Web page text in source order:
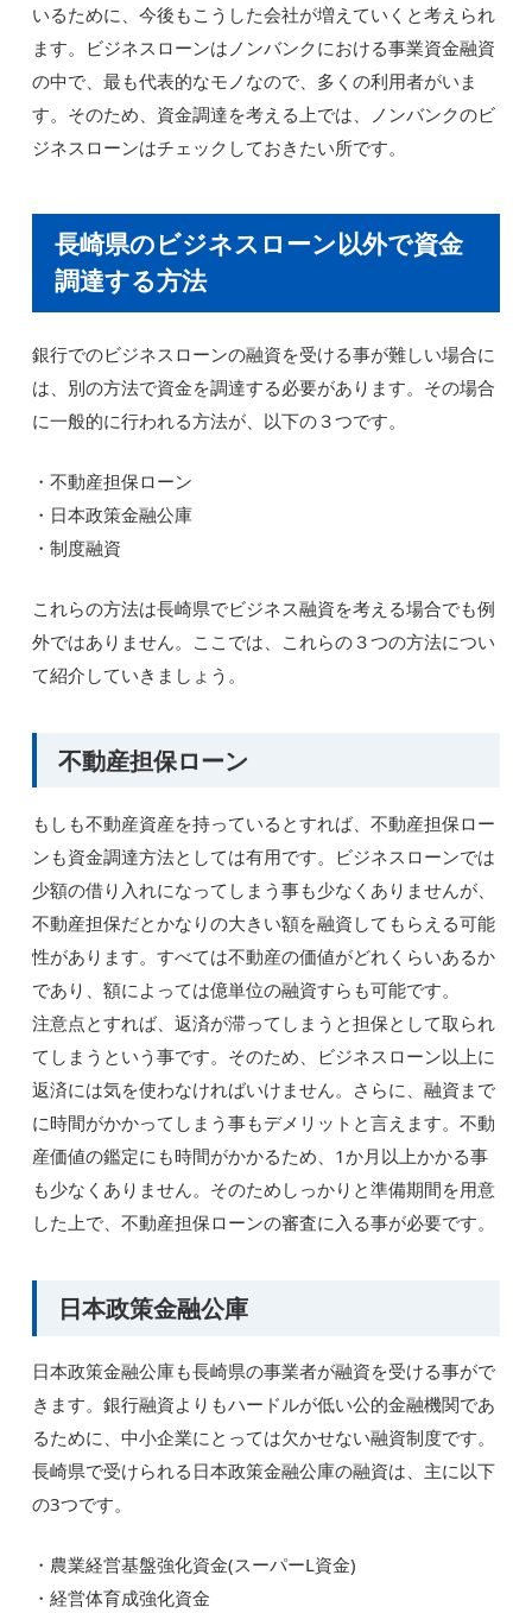
いるために、今後もこうした会社が増えていくと考えられ
ます。ビジネスローンはノンバンクにおける事業資金融資
の中で、最も代表的なモノなので、多くの利用者がいま
す。そのため、資金調達を考える上では、ノンバンクのビ
ジネスローンはチェックしておきたい所です。
長崎県のビジネスローン以外で資金
調達する方法
銀行でのビジネスローンの融資を受ける事が難しい場合に
は、別の方法で資金を調達する必要があります。その場合
に一般的に行われる方法が、以下の３つです。
・不動産担保ローン
・日本政策金融公庫
・制度融資
これらの方法は長崎県でビジネス融資を考える場合でも例
外ではありません。ここでは、これらの３つの方法につい
て紹介していきましょう。
不動産担保ローン
もしも不動産資産を持っているとすれば、不動産担保ロー
ンも資金調達方法としては有用です。ビジネスローンでは
少額の借り入れになってしまう事も少なくありませんが、
不動産担保だとかなりの大きい額を融資してもらえる可能
性があります。すべては不動産の価値がどれくらいあるか
であり、額によっては億単位の融資すらも可能です。
注意点とすれば、返済が滞ってしまうと担保として取られ
てしまうという事です。そのため、ビジネスローン以上に
返済には気を使わなければいけません。さらに、融資まで
に時間がかかってしまう事もデメリットと言えます。不動
産価値の鑑定にも時間がかかるため、1か月以上かかる事
も少なくありません。そのためしっかりと準備期間を用意
した上で、不動産担保ローンの審査に入る事が必要です。
日本政策金融公庫
日本政策金融公庫も長崎県の事業者が融資を受ける事がで
きます。銀行融資よりもハードルが低い公的金融機関であ
るために、中小企業にとっては欠かせない融資制度です。
長崎県で受けられる日本政策金融公庫の融資は、主に以下
の3つです。
・農業経営基盤強化資金(スーパーL資金)
・経営体育成強化資金